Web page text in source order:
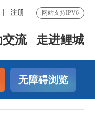
注册 网站支持IPV6
交流 走进鲤城
无障碍浏览